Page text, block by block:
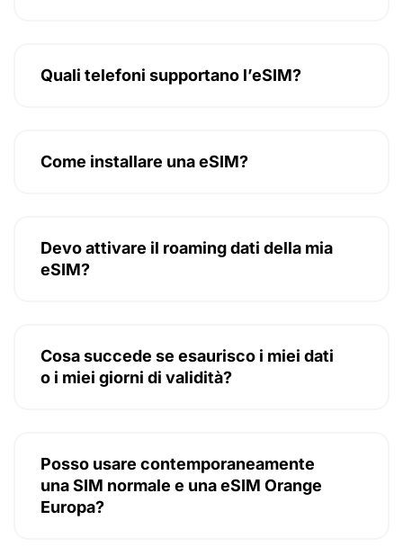
Quali telefoni supportano l’eSIM?
Come installare una eSIM?
Devo attivare il roaming dati della mia
eSIM?
Cosa succede se esaurisco i miei dati
o i miei giorni di validità?
Posso usare contemporaneamente
una SIM normale e una eSIM Orange
Europa?